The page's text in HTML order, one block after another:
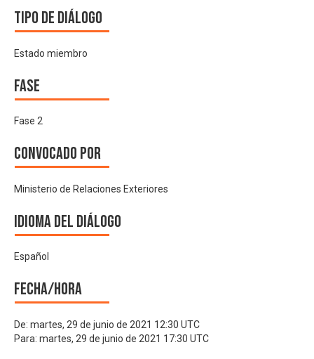
Tipo de diálogo
Estado miembro
Fase
Fase 2
Convocado por
Ministerio de Relaciones Exteriores
Idioma del Diálogo
Español
Fecha/hora
De: martes, 29 de junio de 2021 12:30 UTC
Para: martes, 29 de junio de 2021 17:30 UTC